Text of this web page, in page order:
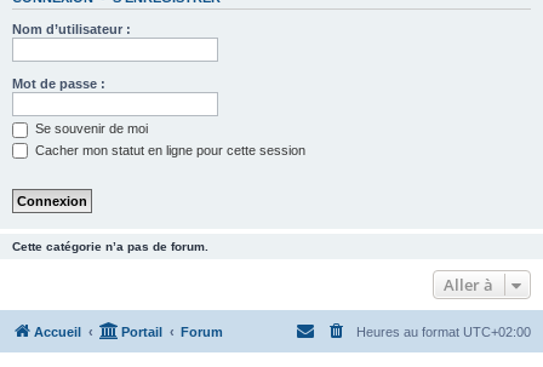
e
Nom d’utilisateur :
Mot de passe :
Se souvenir de moi
Cacher mon statut en ligne pour cette session
Cette catégorie n’a pas de forum.
Aller à
Accueil Portail Forum Heures au format UTC+02:00